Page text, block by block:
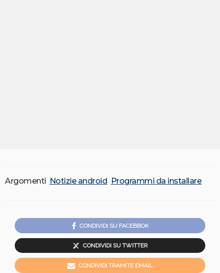
Argomenti Notizie android Programmi da installare
CONDIVIDI SU FACEBBOK
CONDIVIDI SU TWITTER
CONDIVIDI TRAMITE EMAIL